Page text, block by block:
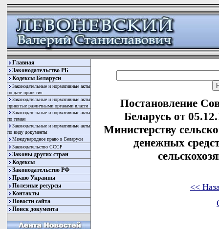
Главная
Законодательство РБ
Кодексы Беларуси
Законодательные и нормативные акты
по дате принятия
Законодательные и нормативные акты
принятые различными органами власти
Законодательные и нормативные акты
по темам
Законодательные и нормативные акты
по виду документы
Международное право в Беларуси
Законодательство СССР
Законы других стран
Кодексы
Законодательство РФ
Право Украины
Полезные ресурсы
Контакты
Новости сайта
Поиск документа
Постановление
Беларусь от
Министерству
денежных
<<